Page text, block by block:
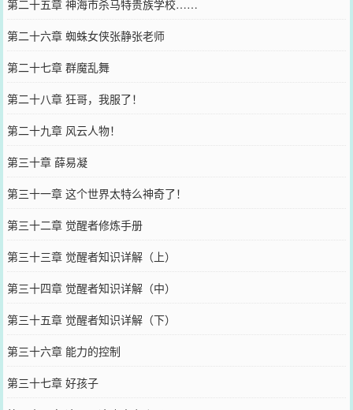
第二十五章 神海市杀马特贵族学校……
第二十六章 蜘蛛女侠张静张老师
第二十七章 群魔乱舞
第二十八章 狂哥，我服了！
第二十九章 风云人物！
第三十章 薛易凝
第三十一章 这个世界太特么神奇了！
第三十二章 觉醒者修炼手册
第三十三章 觉醒者知识详解（上）
第三十四章 觉醒者知识详解（中）
第三十五章 觉醒者知识详解（下）
第三十六章 能力的控制
第三十七章 好孩子